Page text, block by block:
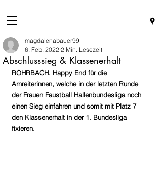
Abschlusssieg & Klassenerhalt
magdalenabauer99
6. Feb. 2022 2 Min. Lesezeit
ROHRBACH. Happy End für die
Arnreiterinnen, welche in der letzten Runde
der Frauen Faustball Hallenbundesliga noch
einen Sieg einfahren und somit mit Platz 7
den Klassenerhalt in der 1. Bundesliga
fixieren.